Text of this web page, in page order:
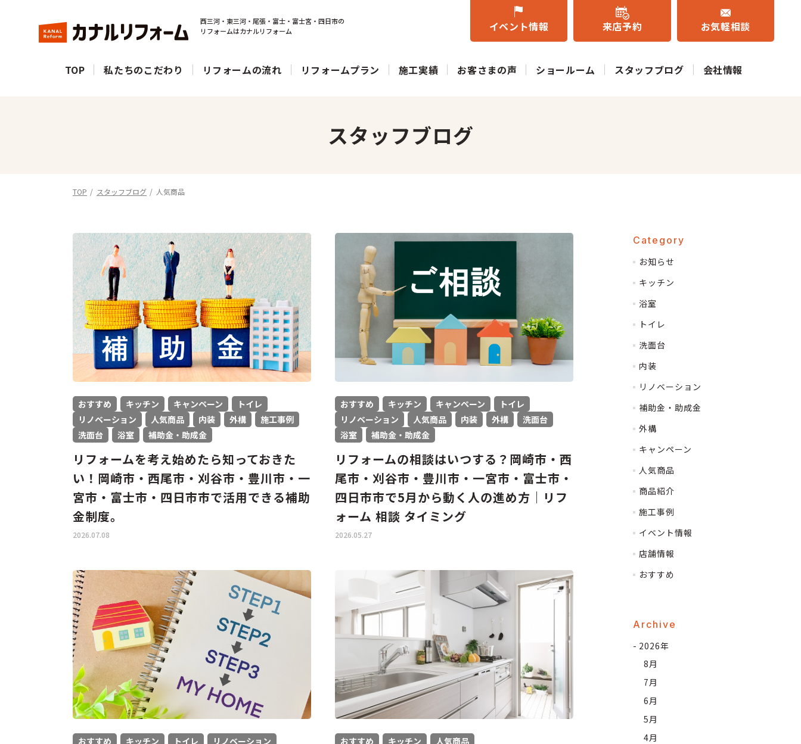
西三河・東三河・尾張・富士・富士宮・四日市の
リフォームはカナルリフォーム
イベント情報 来店予約 お気軽相談
TOP 私たちのこだわり リフォームの流れ リフォームプラン 施工実績 お客さまの声 ショールーム スタッフブログ 会社情報
スタッフブログ
TOP スタッフブログ 人気商品
おすすめ キッチン キャンペーン
トイレ
リノベーション
人気商品 内装 外構
施工事例
洗面台
浴室 補助金・助成金
リフォームを考え始めたら知っておきた
い！岡崎市・西尾市・刈谷市・豊川市・一
宮市・富士市・四日市市で活用できる補助
金制度。
2026.07.08
おすすめ キッチン キャンペーン
トイレ
リノベーション
人気商品 内装 外構
洗面台
浴室
補助金・助成金
リフォームの相談はいつする？岡崎市・西
尾市・刈谷市・豊川市・一宮市・富士市・
四日市市で5月から動く人の進め方｜リフ
ォーム 相談 タイミング
2026.05.27
おすすめ キッチン トイレ
リノベーション
おすすめ キッチン 人気商品
Category
お知らせ
キッチン
浴室
トイレ
洗面台
内装
リノベーション
補助金・助成金
外構
キャンペーン
人気商品
商品紹介
施工事例
イベント情報
店舗情報
おすすめ
Archive
2026年
8月
7月
6月
5月
4月